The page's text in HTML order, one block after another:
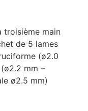
troisième main
de 5 lames
(ø2.0
mm –
ø2.5 mm)